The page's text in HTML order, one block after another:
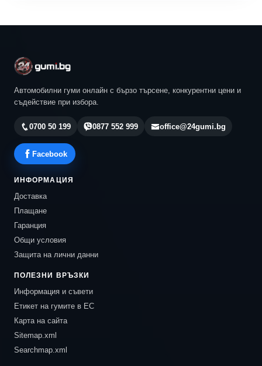
Автомобилни гуми онлайн с бързо търсене, конкурентни цени и
съдействие при избора.
0700 50 199 0877 552 999 office@24gumi.bg
Facebook
ИНФОРМАЦИЯ
Доставка
Плащане
Гаранция
Общи условия
Защита на лични данни
ПОЛЕЗНИ ВРЪЗКИ
Информация и съвети
Етикет на гумите в ЕС
Карта на сайта
Sitemap.xml
Searchmap.xml